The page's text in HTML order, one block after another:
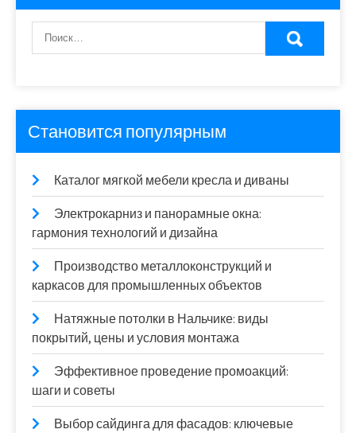
Становится популярным
Каталог мягкой мебели кресла и диваны
Электрокарниз и панорамные окна:
гармония технологий и дизайна
Производство металлоконструкций и
каркасов для промышленных объектов
Натяжные потолки в Нальчике: виды
покрытий, цены и условия монтажа
Эффективное проведение промоакций:
шаги и советы
Выбор сайдинга для фасадов: ключевые